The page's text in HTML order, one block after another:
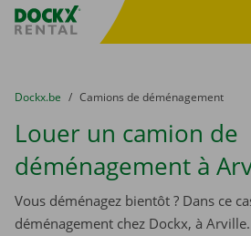
sitename
You are here:
du
Dockx.be to
Camions de déménagement
Louer un camion de
déménagement à
Vous déménagez bientôt ? Dans ce
déménagement chez Dockx, à